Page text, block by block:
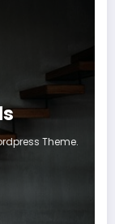
Theme.